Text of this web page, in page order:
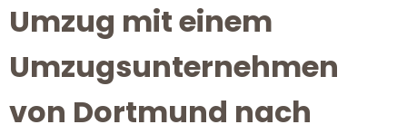
Umzug mit einem
Umzugsunternehmen
von Dortmund nach